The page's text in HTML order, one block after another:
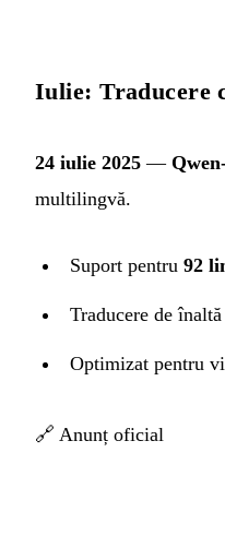
Iulie: Traducere
24 iulie 2025 —
multilingvă.
Suport pentru 92
Traducere de
Optimizat pentru
🔗 Anunț oficial